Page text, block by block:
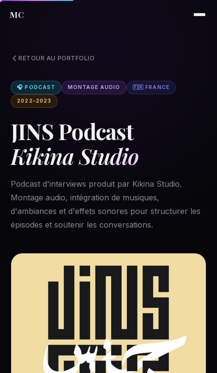
MC
RETOUR AU PORTFOLIO
🎧 PODCAST MONTAGE AUDIO 🇫🇷 FRANCE
2022–2023
JINS Podcast
Kikina Studio
Podcast d'interviews produit par Kikina Studio.
Montage audio, intégration de musiques,
d'ambiances et d'effets sonores pour structurer les
épisodes et soutenir les conversations.